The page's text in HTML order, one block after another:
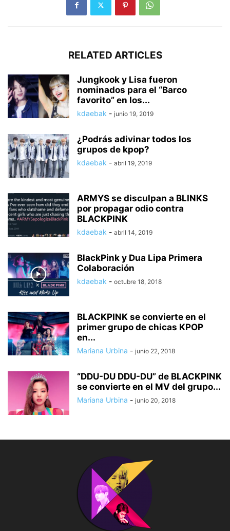
RELATED ARTICLES
Jungkook y Lisa fueron
nominados para el “Barco
favorito” en los...
kdaebak - junio 19, 2019
¿Podrás adivinar todos los
grupos de kpop?
kdaebak - abril 19, 2019
ARMYS se disculpan a BLINKS
por propagar odio contra
BLACKPINK
kdaebak - abril 14, 2019
BlackPink y Dua Lipa Primera
Colaboración
kdaebak - octubre 18, 2018
BLACKPINK se convierte en el
primer grupo de chicas KPOP
en...
Mariana Urbina - junio 22, 2018
“DDU-DU DDU-DU” de BLACKPINK
se convierte en el MV del grupo...
Mariana Urbina - junio 20, 2018